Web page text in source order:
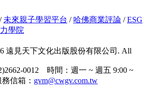
/ 未來親子學習平台 / 哈佛商業評論 /ESG
學院
遠見天下文化出版股份有限公司. All
0012 時間：週一 ~ 週五 9:00 ~
信箱： gvm@cwgv.com.tw